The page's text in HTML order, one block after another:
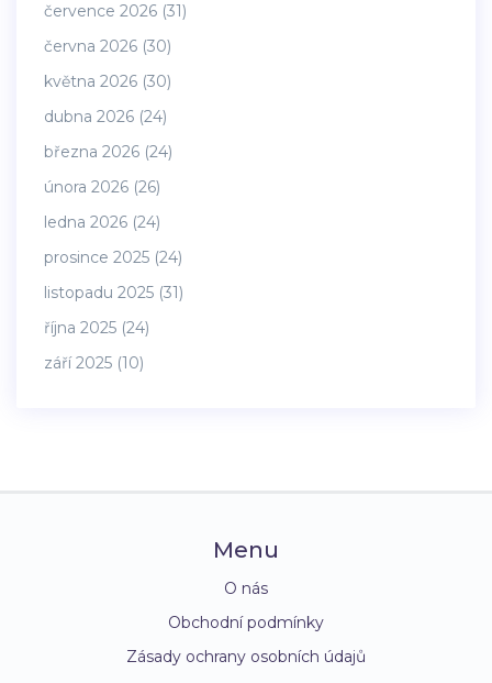
července 2026 (31)
června 2026 (30)
května 2026 (30)
dubna 2026 (24)
března 2026 (24)
února 2026 (26)
ledna 2026 (24)
prosince 2025 (24)
listopadu 2025 (31)
října 2025 (24)
září 2025 (10)
Menu
O nás
Obchodní podmínky
Zásady ochrany osobních údajů